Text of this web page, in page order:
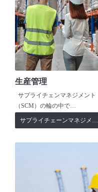
生産管理
サプライチェンマネジメント
（SCM）の輪の中で…
サプライチェーンマネジメント